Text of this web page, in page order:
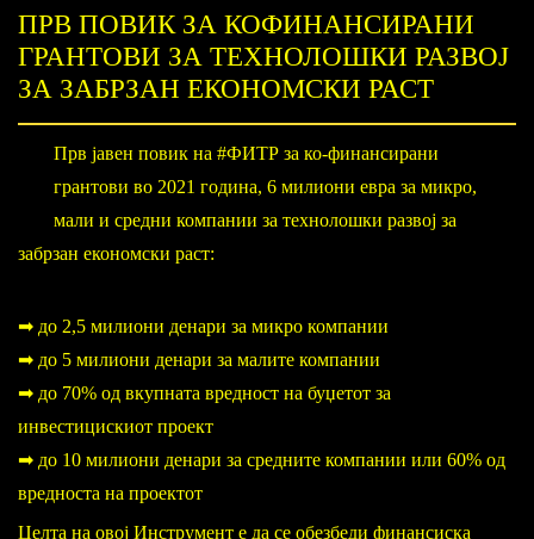
ПРВ ПОВИК ЗА КОФИНАНСИРАНИ
ГРАНТОВИ ЗА ТЕХНОЛОШКИ РАЗВОЈ
ЗА ЗАБРЗАН ЕКОНОМСКИ РАСТ
Прв јавен повик на #ФИТР за ко-финансирани
грантови во 2021 година, 6 милиони евра за микро,
мали и средни компании за технолошки развој за
забрзан економски раст:
➡ до 2,5 милиони денари за микро компании
➡ до 5 милиони денари за малите компании
➡ до 70% од вкупната вредност на буџетот за
инвестицискиот проект
➡ до 10 милиони денари за средните компании или 60% од
вредноста на проектот
Целта на овој Инструмент е да се обезбеди финансиска